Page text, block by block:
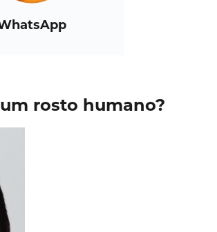
rosto humano?